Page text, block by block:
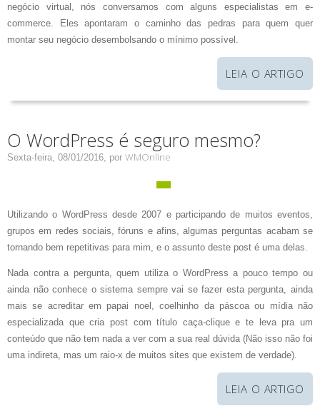
negócio virtual, nós conversamos com alguns especialistas em e-
commerce. Eles apontaram o caminho das pedras para quem quer
montar seu negócio desembolsando o mínimo possível.
LEIA O ARTIGO
O WordPress é seguro mesmo?
Sexta-feira, 08/01/2016, por WMOnline
Utilizando o WordPress desde 2007 e participando de muitos eventos,
grupos em redes sociais, fóruns e afins, algumas perguntas acabam se
tornando bem repetitivas para mim, e o assunto deste post é uma delas.
Nada contra a pergunta, quem utiliza o WordPress a pouco tempo ou
ainda não conhece o sistema sempre vai se fazer esta pergunta, ainda
mais se acreditar em papai noel, coelhinho da páscoa ou mídia não
especializada que cria post com título caça-clique e te leva pra um
conteúdo que não tem nada a ver com a sua real dúvida (Não isso não foi
uma indireta, mas um raio-x de muitos sites que existem de verdade).
LEIA O ARTIGO